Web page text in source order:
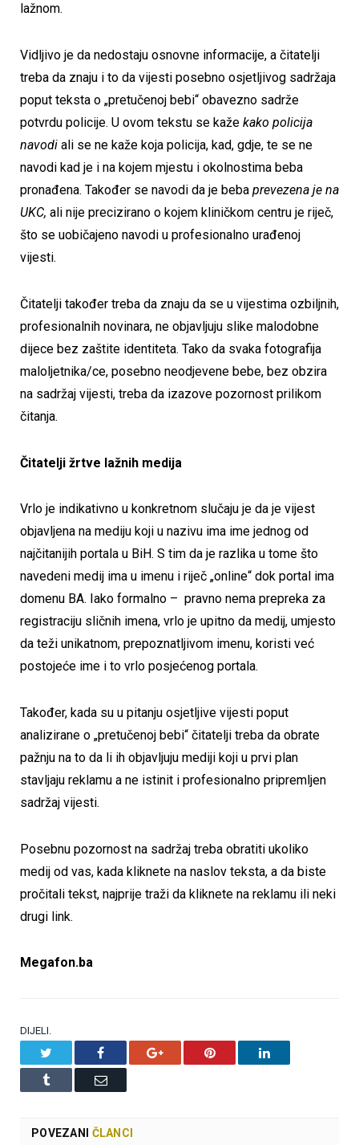
lažnom.
Vidljivo je da nedostaju osnovne informacije, a čitatelji
treba da znaju i to da vijesti posebno osjetljivog sadržaja
poput teksta o „pretučenoj bebi“ obavezno sadrže
potvrdu policije. U ovom tekstu se kaže kako policija
navodi ali se ne kaže koja policija, kad, gdje, te se ne
navodi kad je i na kojem mjestu i okolnostima beba
pronađena. Također se navodi da je beba prevezena je na
UKC, ali nije precizirano o kojem kliničkom centru je riječ,
što se uobičajeno navodi u profesionalno urađenoj
vijesti.
Čitatelji također treba da znaju da se u vijestima ozbiljnih,
profesionalnih novinara, ne objavljuju slike malodobne
dijece bez zaštite identiteta. Tako da svaka fotografija
maloljetnika/ce, posebno neodjevene bebe, bez obzira
na sadržaj vijesti, treba da izazove pozornost prilikom
čitanja.
Čitatelji žrtve lažnih medija
Vrlo je indikativno u konkretnom slučaju je da je vijest
objavljena na mediju koji u nazivu ima ime jednog od
najčitanijih portala u BiH. S tim da je razlika u tome što
navedeni medij ima u imenu i riječ „online“ dok portal ima
domenu BA. Iako formalno – pravno nema prepreka za
registraciju sličnih imena, vrlo je upitno da medij, umjesto
da teži unikatnom, prepoznatljivom imenu, koristi već
postojeće ime i to vrlo posjećenog portala.
Također, kada su u pitanju osjetljive vijesti poput
analizirane o „pretučenoj bebi“ čitatelji treba da obrate
pažnju na to da li ih objavljuju mediji koji u prvi plan
stavljaju reklamu a ne istinit i profesionalno pripremljen
sadržaj vijesti.
Posebnu pozornost na sadržaj treba obratiti ukoliko
medij od vas, kada kliknete na naslov teksta, a da biste
pročitali tekst, najprije traži da kliknete na reklamu ili neki
drugi link.
Megafon.ba
DIJELI.
Facebook Google+ Pinterest LinkedIn
Tumblr Email
POVEZANI ČLANCI